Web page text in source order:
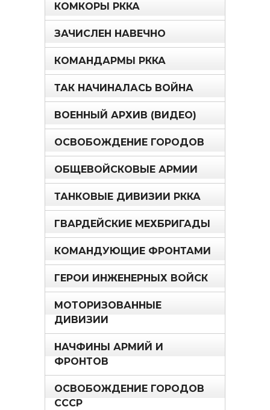
КОМКОРЫ РККА
ЗАЧИСЛЕН НАВЕЧНО
КОМАНДАРМЫ РККА
ТАК НАЧИНАЛАСЬ ВОЙНА
ВОЕННЫЙ АРХИВ (ВИДЕО)
ОСВОБОЖДЕНИЕ ГОРОДОВ
ОБЩЕВОЙСКОВЫЕ АРМИИ
ТАНКОВЫЕ ДИВИЗИИ РККА
ГВАРДЕЙСКИЕ МЕХБРИГАДЫ
КОМАНДУЮЩИЕ ФРОНТАМИ
ГЕРОИ ИНЖЕНЕРНЫХ ВОЙСК
МОТОРИЗОВАННЫЕ
ДИВИЗИИ
НАЧФИНЫ АРМИЙ И
ФРОНТОВ
ОСВОБОЖДЕНИЕ ГОРОДОВ
СССР